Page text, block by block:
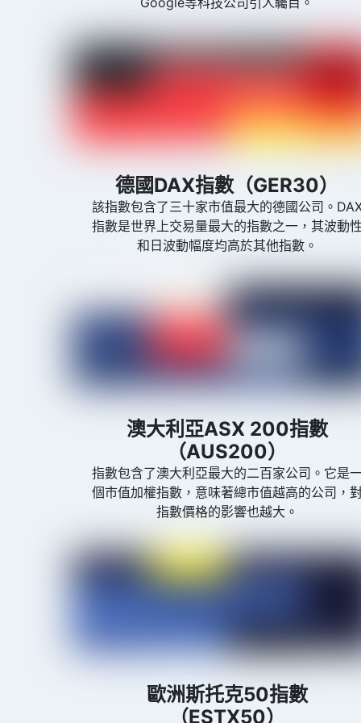
德國DAX指數（GER30）
該指數包含了三十家市值最大的德國公司。
指數是世界上交易量最大的指數之一，其波動
和日波動幅度均高於其他指數。
澳大利亞ASX 200指數
（AUS200）
指數包含了澳大利亞最大的二百家公司。它是
個市值加權指數，意味著總市值越高的公司，
指數價格的影響也越大。
歐洲斯托克50指數
（ESTX50）